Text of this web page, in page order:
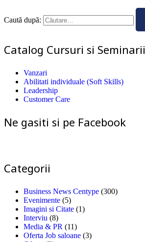
Caută după:
Catalog Cursuri si Seminarii
Vanzari
Abilitati individuale (Soft Skills)
Leadership
Customer Care
Ne gasiti si pe Facebook
Categorii
Business News Centype (300)
Evenimente (5)
Imagini si Citate (1)
Interviu (8)
Media & PR (11)
Oferta Job saloane (3)